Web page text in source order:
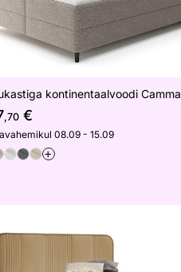
kontinentaalvoodi Camma
,70€
08.09 - 15.09
+